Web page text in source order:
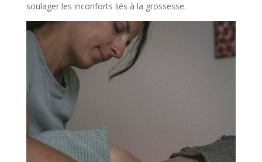
soulager les inconforts liés à la grossesse.